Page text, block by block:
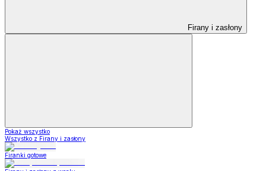
Firany i zasłony
Pokaż wszystko
Wszystko z Firany i zasłony
Firanki gotowe